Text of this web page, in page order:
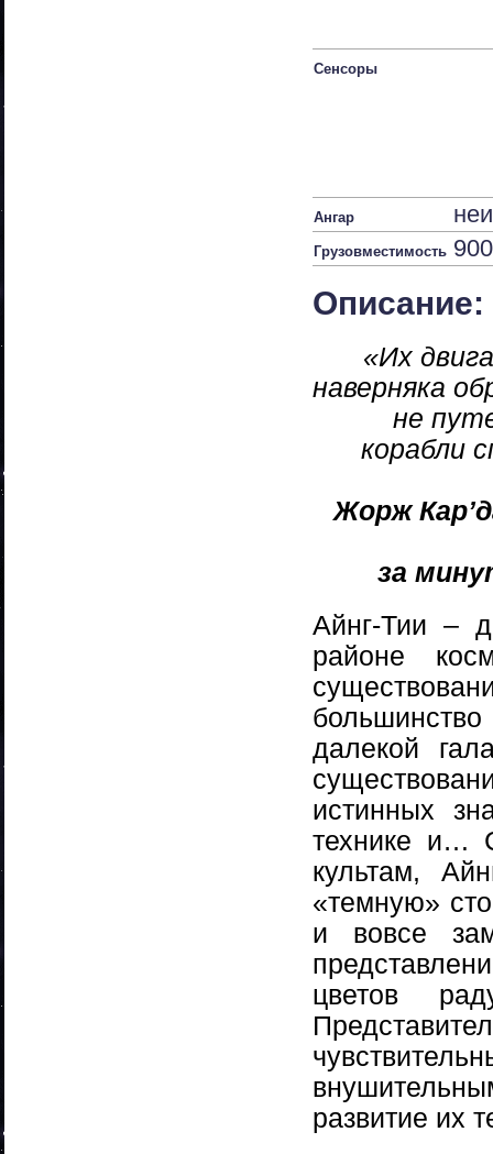
Сенсоры
Ангар
Грузовместимость
Описание:
«Их
наверняка
не
корабли
Жорж
за
Айнг-Тии –
районе
большинство
далекой
истинных
технике и…
культам,
«темную»
и вовсе
цветов
развитие их